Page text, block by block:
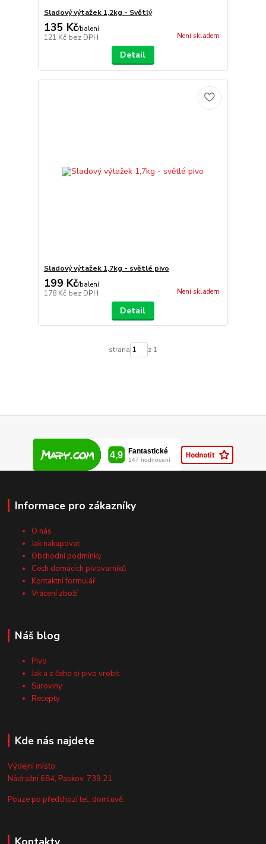
Sladový výtažek 1,2kg - Světlý
135 Kč/balení
121 Kč bez DPH Není skladem
Detail
Sladový výtažek 1,7kg - světlé pivo
199 Kč/balení
178 Kč bez DPH Není skladem
Detail
strana z 1
Informace pro zákazníky
O nás
Jak nakupovat
Obchodní podmínky
Cech domácích pivovarníků
Kontaktní formulář
Vrácení zboží
Náš blog
Pivo
Jak a z čeho si pivo vrobit
Suroviny
Recepty
Kde nás najdete
Výdejní místo:
Nádražní 684, Paskov, 739 21
Pouze po předchozí tel. domluvě.